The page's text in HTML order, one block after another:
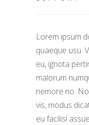
Lorem ipsum
quaeque usu.
eu, ignota
malorum
nemore no.
vis, modus
eu facilisi